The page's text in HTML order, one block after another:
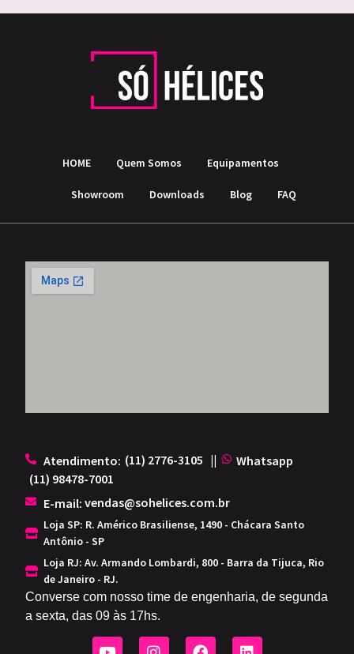
HOME Quem Somos Equipamentos
Showroom Downloads Blog FAQ
Atendimento: (11) 2776-3105 ||
Whatsapp
(11) 98478-7001
E-mail: vendas@sohelices.com.br
Loja SP: R. Américo Brasiliense, 1490 - Chácara Santo
Antônio - SP
Loja RJ: Av. Armando Lombardi, 800 - Barra da Tijuca, Rio
de Janeiro - RJ.
Converse com nosso time de engenharia, de segunda
a sexta, das 09 às 17hs.